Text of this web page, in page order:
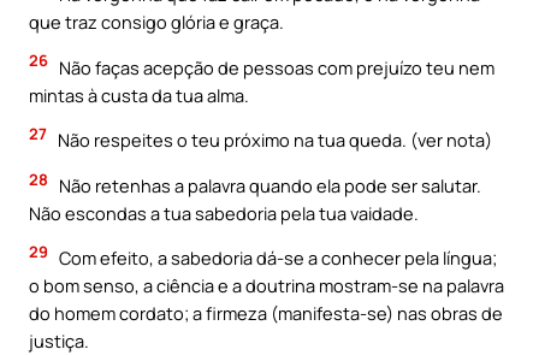
que traz consigo glória e graça.
26 Não faças acepção de pessoas com prejuízo teu nem
mintas à custa da tua alma.
27 Não respeites o teu próximo na tua queda. (ver nota)
28
Não retenhas a palavra quando ela pode ser salutar.
Não escondas a tua sabedoria pela tua vaidade.
29 Com efeito, a sabedoria dá-se a conhecer pela língua;
o bom senso, a ciência e a doutrina mostram-se na palavra
do homem cordato; a firmeza (manifesta-se) nas obras de
justiça.